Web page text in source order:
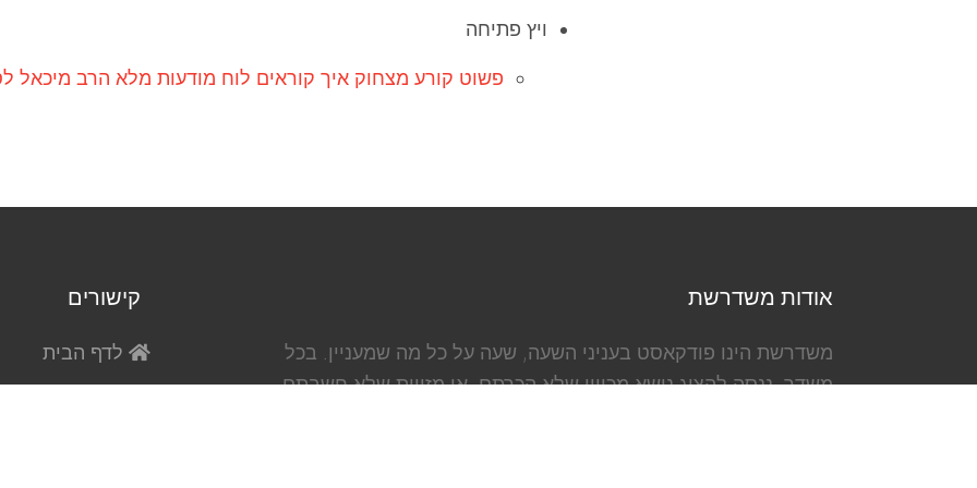
ויץ פתיחה
פשוט קורע מצחוק איך קוראים לוח מודעות מלא הרב מיכאל
אודות משדרשת
משדרשת הינו פודקאסט בעניני השעה, שעה על כל מה שמעניין. בכל
משדר, ננסה להציג נושא מכיוון שלא הכרתם, או מזווית שלא חשבתם
קישורים
לדף הבית